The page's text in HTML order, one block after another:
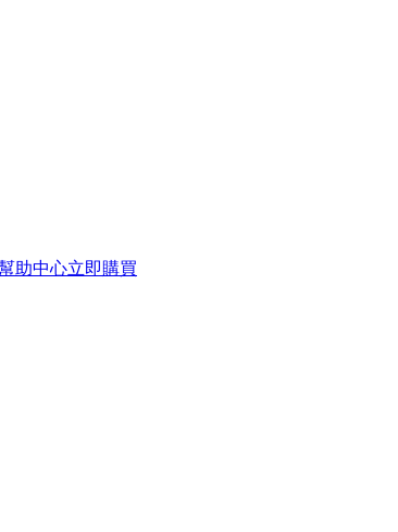
助中心立即購買